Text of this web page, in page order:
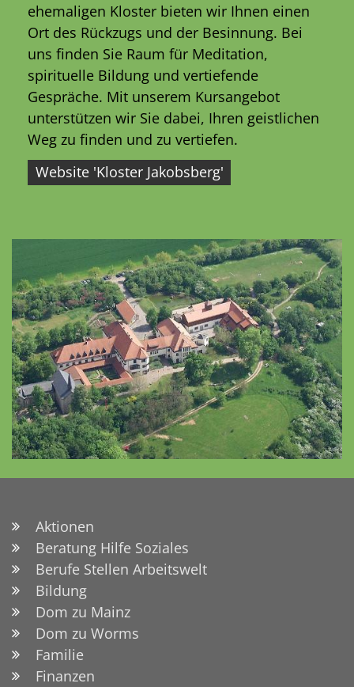
ehemaligen Kloster bieten wir Ihnen einen
Ort des Rückzugs und der Besinnung. Bei
uns finden Sie Raum für Meditation,
spirituelle Bildung und vertiefende
Gespräche. Mit unserem Kursangebot
unterstützen wir Sie dabei, Ihren geistlichen
Weg zu finden und zu vertiefen.
Website 'Kloster Jakobsberg'
Aktionen
Beratung Hilfe Soziales
Berufe Stellen Arbeitswelt
Bildung
Dom zu Mainz
Dom zu Worms
Familie
Finanzen